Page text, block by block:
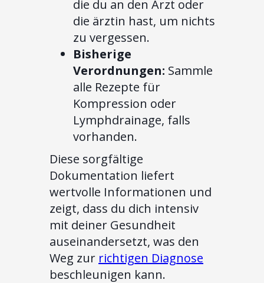
die du an den Arzt oder
die ärztin hast, um nichts
zu vergessen.
Bisherige
Verordnungen: Sammle
alle Rezepte für
Kompression oder
Lymphdrainage, falls
vorhanden.
Diese sorgfältige
Dokumentation liefert
wertvolle Informationen und
zeigt, dass du dich intensiv
mit deiner Gesundheit
auseinandersetzt, was den
Weg zur richtigen Diagnose
beschleunigen kann.